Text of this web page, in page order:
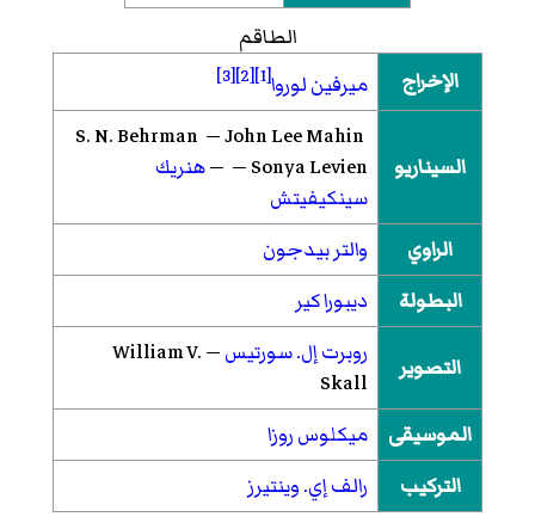
الطاقم
الإخراج
ميرفين لوروا[1]
[2]
[3]
السيناريو
S. N. Behrman — John Lee Mahin
— Sonya Levien —
هنريك
سينكيفيتش
الراوي
والتر بيدجون
البطولة
ديبورا كير
التصوير روبرت إل. سورتيس
— William V.
Skall
الموسيقى
ميكلوس روزا
التركيب
رالف إي. وينتيرز